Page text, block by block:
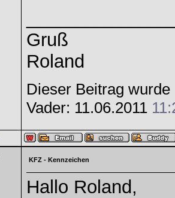
Gruß
Roland
Dieser Beitrag
Vader: 11.06.2011
KFZ - Kennzeichen
Hallo Roland,